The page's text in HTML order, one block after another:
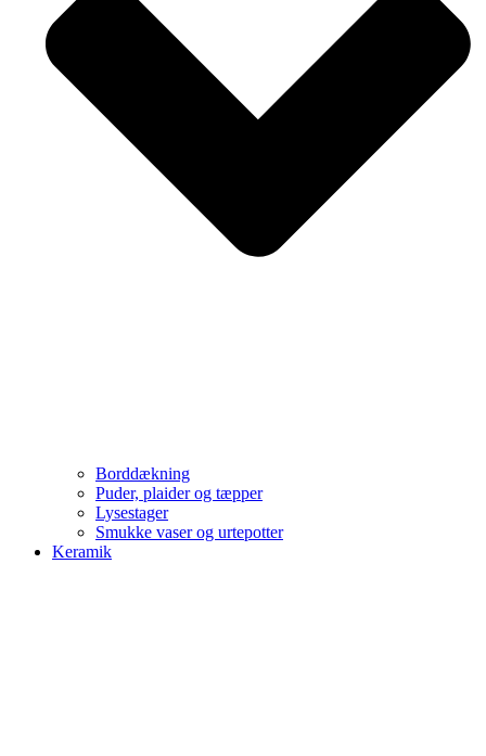
Borddækning
Puder, plaider og tæpper
Lysestager
Smukke vaser og urtepotter
Keramik